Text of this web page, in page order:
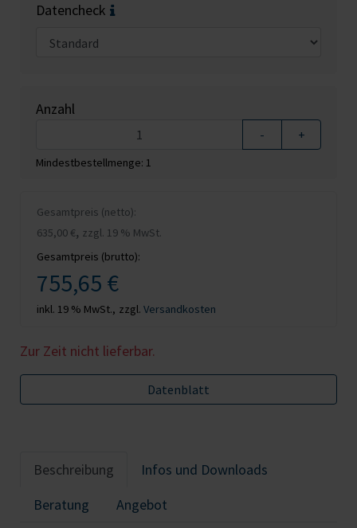
Datencheck
Anzahl
- +
Mindestbestellmenge: 1
Gesamtpreis (netto):
635,00 €, zzgl. 19 % MwSt.
Gesamtpreis (brutto):
755,65 €
inkl. 19 % MwSt., zzgl. Versandkosten
Zur Zeit nicht lieferbar.
Datenblatt
Beschreibung
Infos und Downloads
Beratung
Angebot